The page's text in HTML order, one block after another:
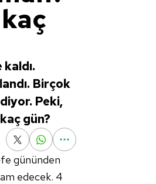
Birçok
Peki,
gün?
gününden
edecek. 4